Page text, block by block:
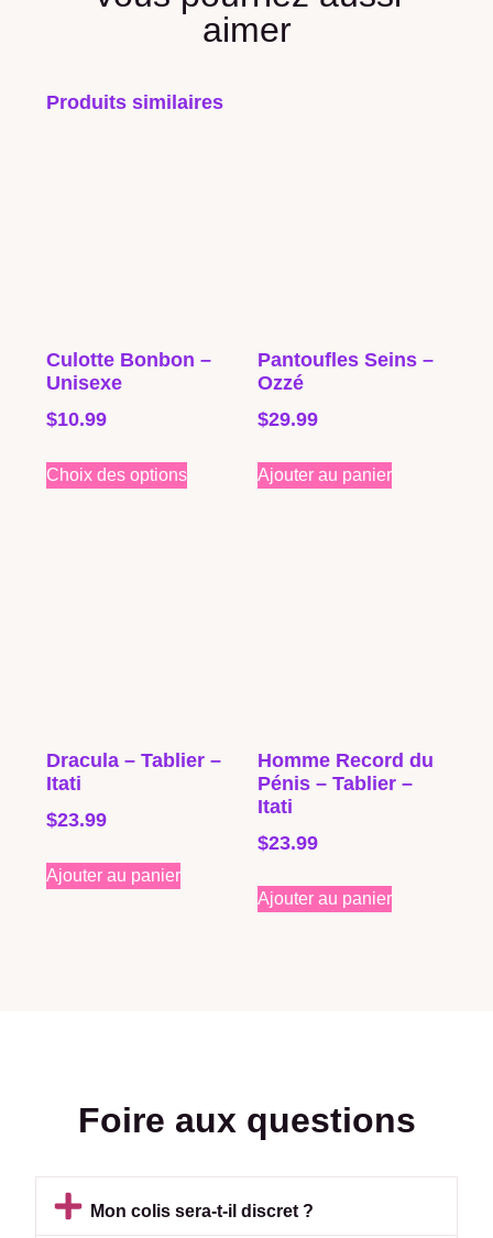
aimer
Produits similaires
Culotte Bonbon –
Unisexe
$10.99
Choix des options
Pantoufles Seins –
Ozzé
$29.99
Ajouter au panier
Dracula – Tablier –
Itati
$23.99
Ajouter au panier
Homme Record du
Pénis – Tablier –
Itati
$23.99
Ajouter au panier
Foire aux questions
Mon colis sera-t-il discret ?